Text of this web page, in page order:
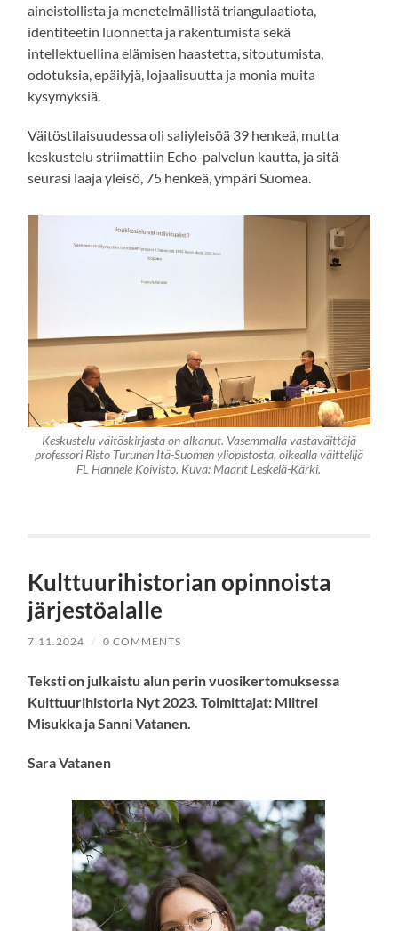
aineistollista ja menetelmällistä triangulaatiota,
identiteetin luonnetta ja rakentumista sekä
intellektuellina elämisen haastetta, sitoutumista,
odotuksia, epäilyjä, lojaalisuutta ja monia muita
kysymyksiä.
Väitöstilaisuudessa oli saliyleisöä 39 henkeä, mutta
keskustelu striimattiin Echo-palvelun kautta, ja sitä
seurasi laaja yleisö, 75 henkeä, ympäri Suomea.
Keskustelu väitöskirjasta on alkanut. Vasemmalla vastaväittäjä
professori Risto Turunen Itä-Suomen yliopistosta, oikealla väittelijä
FL Hannele Koivisto. Kuva: Maarit Leskelä-Kärki.
Kulttuurihistorian opinnoista
järjestöalalle
7.11.2024 / 0 COMMENTS
Teksti on julkaistu alun perin vuosikertomuksessa
Kulttuurihistoria Nyt 2023. Toimittajat: Miitrei
Misukka ja Sanni Vatanen.
Sara Vatanen